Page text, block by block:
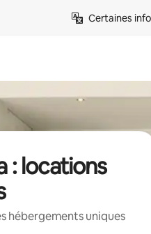
Certaines
: locations
hébergements uniques